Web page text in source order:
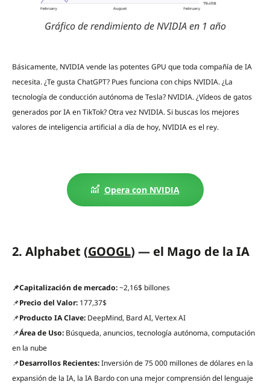
Gráfico de rendimiento de NVIDIA en 1 año
Básicamente, NVIDIA vende las potentes GPU que toda compañía de IA
necesita. ¿Te gusta ChatGPT? Pues funciona con chips NVIDIA. ¿La
tecnología de conducción autónoma de Tesla? NVIDIA. ¿Vídeos de gatos
generados por IA en TikTok? Otra vez NVIDIA. Si buscas los mejores
valores de inteligencia artificial a día de hoy, NVIDIA es el rey.
Opera con NVIDIA
2. Alphabet (GOOGL) — el Mago de la IA
📌Capitalización de mercado:~2,16$ billones
📌Precio del Valor: 177,37$
📌Producto IA Clave: DeepMind, Bard AI, Vertex AI
📌Área de Uso: Búsqueda, anuncios, tecnología autónoma, computación
en la nube
📌Desarrollos Recientes:Inversión de 75 000 millones de dólares en la
expansión de la IA, la IA Bardo con una mejor comprensión del lenguaje